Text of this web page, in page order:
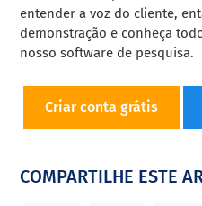
entender a voz do cliente,
demonstração e conheça
nosso software de pesquisa.
Criar conta grátis
COMPARTILHE ESTE